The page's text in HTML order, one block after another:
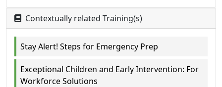
Contextually related Training(s)
Stay Alert! Steps for Emergency Prep
Exceptional Children and Early Intervention: For
Workforce Solutions